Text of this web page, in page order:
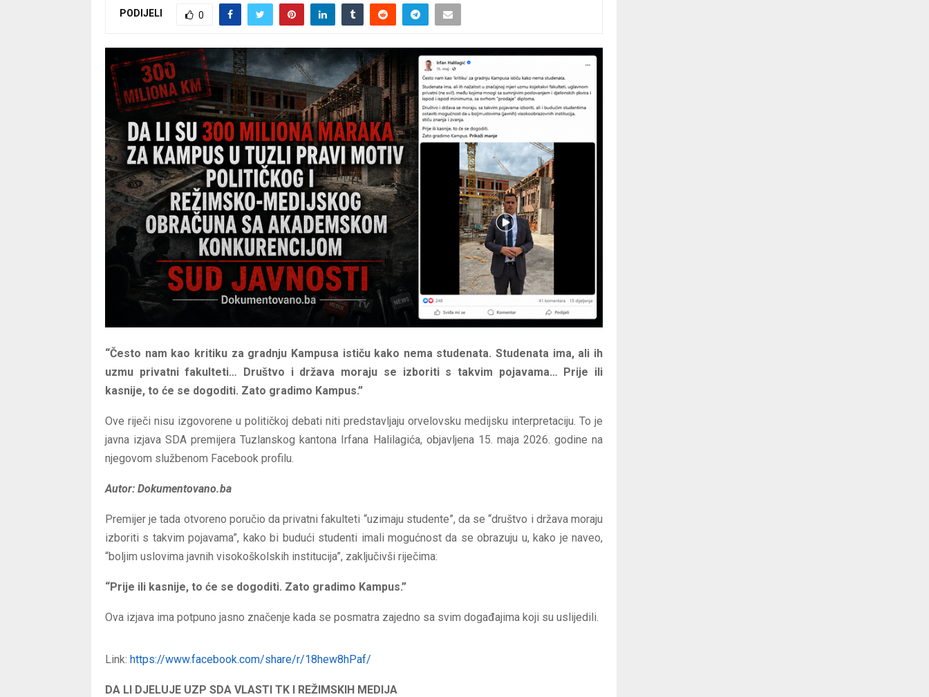
PODIJELI 0
“Često nam kao kritiku za gradnju Kampusa ističu kako nema studenata. Studenata ima, ali ih
uzmu privatni fakulteti… Društvo i država moraju se izboriti s takvim pojavama… Prije ili
kasnije, to će se dogoditi. Zato gradimo Kampus.”
Ove riječi nisu izgovorene u političkoj debati niti predstavljaju orvelovsku medijsku interpretaciju. To je
javna izjava SDA premijera Tuzlanskog kantona Irfana Halilagića, objavljena 15. maja 2026. godine na
njegovom službenom Facebook profilu.
Autor: Dokumentovano.ba
Premijer je tada otvoreno poručio da privatni fakulteti “uzimaju studente”, da se “društvo i država moraju
izboriti s takvim pojavama”, kako bi budući studenti imali mogućnost da se obrazuju u, kako je naveo,
“boljim uslovima javnih visokoškolskih institucija”, zaključivši riječima:
“Prije ili kasnije, to će se dogoditi. Zato gradimo Kampus.”
Ova izjava ima potpuno jasno značenje kada se posmatra zajedno sa svim događajima koji su uslijedili.
Link: https://www.facebook.com/share/r/18hew8hPaf/
DA LI DJELUJE UZP SDA VLASTI TK I REŽIMSKIH MEDIJA